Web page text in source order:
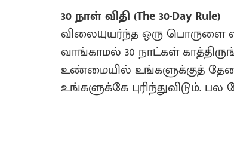
30 நாள் விதி (The 30-Day Rule)
​விலையுயர்ந்த ஒரு
வாங்காமல் 30 நாட்கள்
உண்மையில் உங்களுக்குத்
உங்களுக்கே புரிந்துவிடும்.